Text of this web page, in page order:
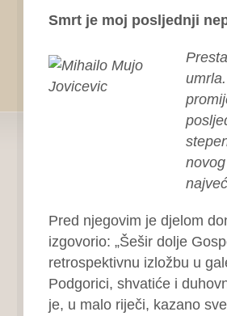
Smrt je moj posljednji
Pred njegovim je djelom
izgovorio: „Šešir dolje
retrospektivnu izložbu u
Podgorici, shvatiće i
je, u malo riječi, kazano